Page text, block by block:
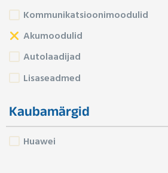
Kommunikatsioonimoodulid
Akumoodulid
Autolaadijad
Lisaseadmed
Kaubamärgid
Huawei